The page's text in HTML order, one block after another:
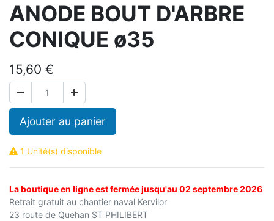
ANODE BOUT D'ARBRE
CONIQUE ø35
15,60 €
Ajouter au panier
1 Unité(s) disponible
La boutique en ligne est fermée jusqu'au 02 septembre 2026
Retrait gratuit au chantier naval Kervilor
23 route de Quehan ST PHILIBERT